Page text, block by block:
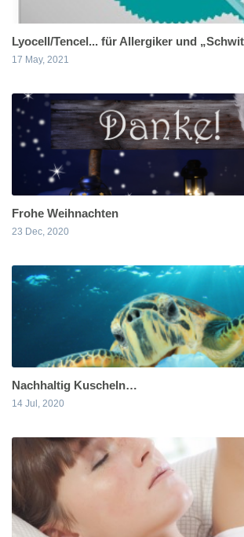
Lyocell/Tencel... für Allergiker und
17 May, 2021
Frohe Weihnachten
23 Dec, 2020
Nachhaltig Kuscheln…
14 Jul, 2020